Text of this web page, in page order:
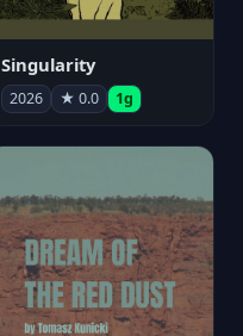
Singularity
2026 ★ 0.0 1g